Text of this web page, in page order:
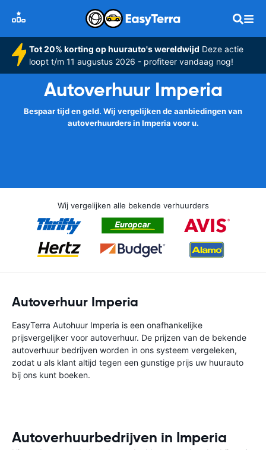
Tot 20% korting op huurauto's wereldwijd Deze actie
loopt t/m 11 augustus 2026 - profiteer vandaag nog!
Autoverhuur Imperia
Bespaar tijd en geld. Wij vergelijken de aanbiedingen van
autoverhuurders in Imperia voor u.
Wij vergelijken alle bekende verhuurders
Autoverhuur Imperia
EasyTerra Autohuur Imperia is een onafhankelijke
prijsvergelijker voor autoverhuur. De prijzen van de bekende
autoverhuur bedrijven worden in ons systeem vergeleken,
zodat u als klant altijd tegen een gunstige prijs uw huurauto
bij ons kunt boeken.
Autoverhuurbedrijven in Imperia